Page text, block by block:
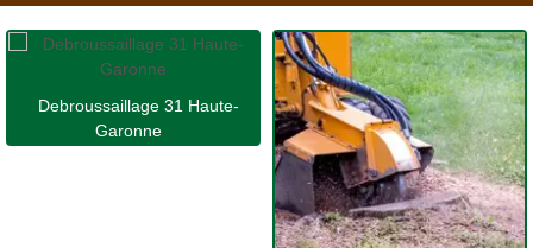
Debroussaillage 31 Haute-
Garonne